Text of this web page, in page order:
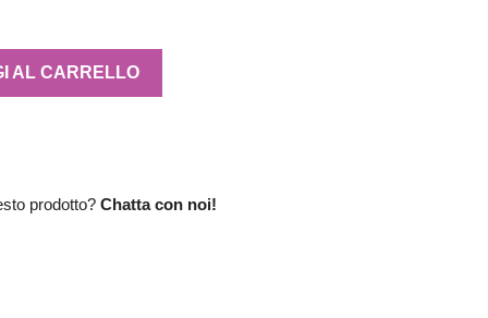
AL CARRELLO
prodotto? Chatta con noi!